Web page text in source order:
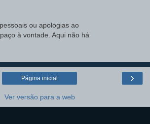
ou apologias ao
à vontade. Aqui não há
›
Página inicial
Ver versão para a web